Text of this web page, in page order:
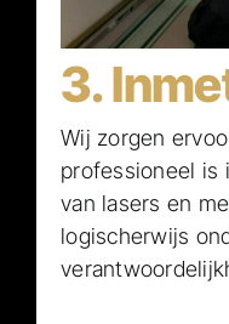
3.
Wij zorgen
professioneel is
van lasers en
logischerwijs